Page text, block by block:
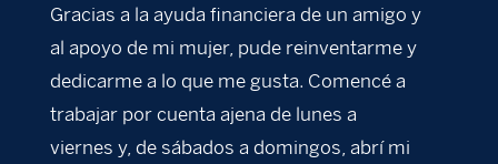
Gracias a la ayuda financiera de un amigo y
al apoyo de mi mujer, pude reinventarme y
dedicarme a lo que me gusta. Comencé a
trabajar por cuenta ajena de lunes a
viernes y, de sábados a domingos, abrí mi